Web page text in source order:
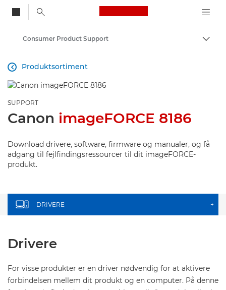
Canon Logo, back
Skift
Consumer Product Support
Produktsortiment

SUPPORT
Canon imageFORCE 8186
Download drivere, software, firmware og manualer, og få
adgang til fejlfindingsressourcer til dit imageFORCE-
produkt.
DRIVERE +
Drivere
For visse produkter er en driver nødvendig for at aktivere
forbindelsen mellem dit produkt og en computer. På denne